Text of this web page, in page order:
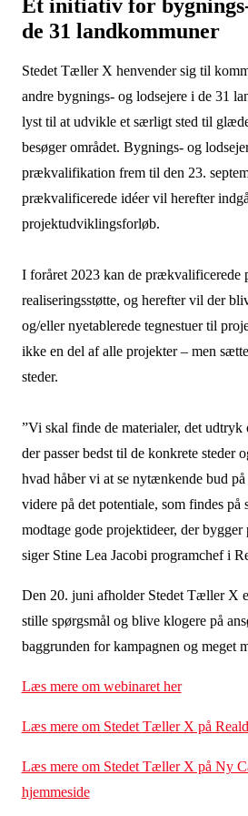
Et initiativ for
de 31 landkommuner
Stedet Tæller X henvender sig til
andre bygnings- og lodsejere i de 31
lyst til at udvikle et særligt sted til
besøger området. Bygnings- og
prækvalifikation frem til den 23.
prækvalificerede idéer vil herefter
projektudviklingsforløb.
I foråret 2023 kan de prækvalificerede
realiseringsstøtte, og herefter vil der
og/eller nyetablerede tegnestuer til
ikke en del af alle projekter – men
steder.
”Vi skal finde de materialer, det udtryk
der passer bedst til de konkrete steder
hvad håber vi at se nytænkende bud
videre på det potentiale, som findes på
modtage gode projektideer, der
siger Stine Lea Jacobi programchef i
Den 20. juni afholder Stedet Tæller X
stille spørgsmål og blive klogere på
baggrunden for kampagnen og meget
Læs mere om webinaret her
Læs mere om Stedet Tæller X på
Læs mere om Stedet Tæller X på Ny
hjemmeside